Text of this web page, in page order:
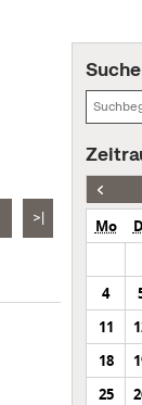
>| Mo
4
11
18
25